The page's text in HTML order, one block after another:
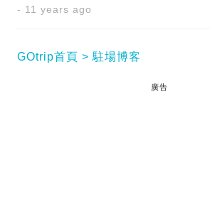
11 years ago
GOtrip首頁 駐場博客
廣告